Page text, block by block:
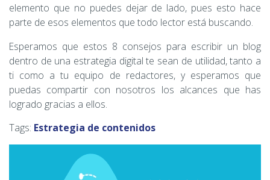
elemento que no puedes dejar de lado, pues esto hace
parte de esos elementos que todo lector está buscando.
Esperamos que estos 8 consejos para escribir un blog
dentro de una estrategia digital te sean de utilidad, tanto a
ti como a tu equipo de redactores, y esperamos que
puedas compartir con nosotros los alcances que has
logrado gracias a ellos.
Tags: Estrategia de contenidos